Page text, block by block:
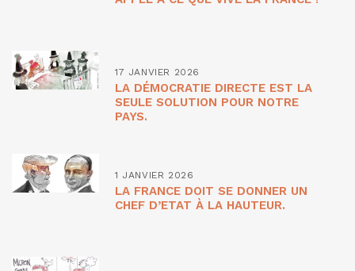
17 JANVIER 2026
LA DÉMOCRATIE DIRECTE EST LA
SEULE SOLUTION POUR NOTRE
PAYS.
1 JANVIER 2026
LA FRANCE DOIT SE DONNER UN
CHEF D’ETAT À LA HAUTEUR.